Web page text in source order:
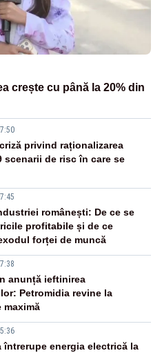
crește cu până la 20% din
privind raționalizarea
scenarii de risc în care se
românești: De ce se
profitabile și de ce
forței de muncă
anunță ieftinirea
Petromidia revine la
maximă
întrerupe energia electrică la